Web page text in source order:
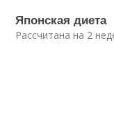
Японская диета
Рассчитана на 2